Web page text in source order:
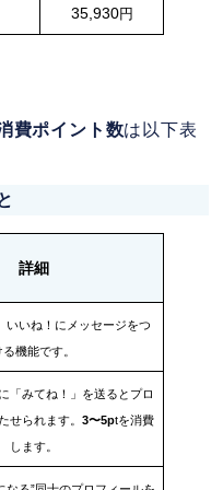
35,930円
費ポイント数は以下表
詳細
いいね！にメッセージをつ
る機能です。
「みてね！」を送るとプロ
せられます。 3〜5ptを消費
します。